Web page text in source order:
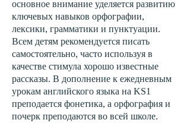
основное внимание уделяется развитию
ключевых навыков орфографии,
лексики, грамматики и пунктуации.
Всем детям рекомендуется писать
самостоятельно, часто используя в
качестве стимула хорошо известные
рассказы. В дополнение к ежедневным
урокам английского языка на KS1
преподается фонетика, а орфография и
почерк преподаются во всей школе.